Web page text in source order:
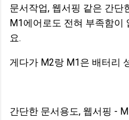
문서작업, 웹서핑 같은 간단
M1에어로도 전혀 부족함이
요.
게다가 M2랑 M1은 배터리
간단한 문서용도, 웹서핑 -